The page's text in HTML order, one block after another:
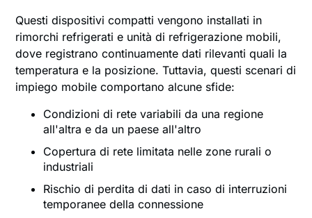
Questi dispositivi compatti vengono installati in
rimorchi refrigerati e unità di refrigerazione mobili,
dove registrano continuamente dati rilevanti quali la
temperatura e la posizione. Tuttavia, questi scenari di
impiego mobile comportano alcune sfide:
Condizioni di rete variabili da una regione
all'altra e da un paese all'altro
Copertura di rete limitata nelle zone rurali o
industriali
Rischio di perdita di dati in caso di interruzioni
temporanee della connessione